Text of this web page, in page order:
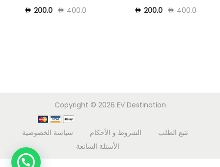
400.0
200.0
400.0
200.0
Copyright © 2026 EV Destination
تتبع الطلب الشروط و الأحكام
سياسة الخصوصية
الأسئلة الشائعة